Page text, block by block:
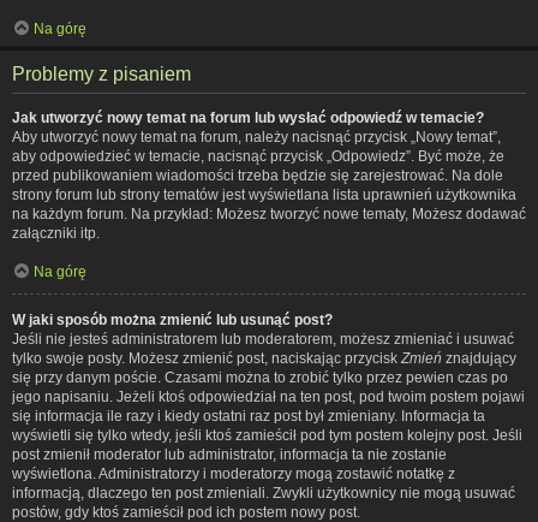
Na górę
Problemy z pisaniem
Jak utworzyć nowy temat na forum lub wysłać odpowiedź w temacie?
Aby utworzyć nowy temat na forum, należy nacisnąć przycisk „Nowy temat”,
aby odpowiedzieć w temacie, nacisnąć przycisk „Odpowiedz”. Być może, że
przed publikowaniem wiadomości trzeba będzie się zarejestrować. Na dole
strony forum lub strony tematów jest wyświetlana lista uprawnień użytkownika
na każdym forum. Na przykład: Możesz tworzyć nowe tematy, Możesz dodawać
załączniki itp.
Na górę
W jaki sposób można zmienić lub usunąć post?
Jeśli nie jesteś administratorem lub moderatorem, możesz zmieniać i usuwać
tylko swoje posty. Możesz zmienić post, naciskając przycisk Zmień znajdujący
się przy danym poście. Czasami można to zrobić tylko przez pewien czas po
jego napisaniu. Jeżeli ktoś odpowiedział na ten post, pod twoim postem pojawi
się informacja ile razy i kiedy ostatni raz post był zmieniany. Informacja ta
wyświetli się tylko wtedy, jeśli ktoś zamieścił pod tym postem kolejny post. Jeśli
post zmienił moderator lub administrator, informacja ta nie zostanie
wyświetlona. Administratorzy i moderatorzy mogą zostawić notatkę z
informacją, dlaczego ten post zmieniali. Zwykli użytkownicy nie mogą usuwać
postów, gdy ktoś zamieścił pod ich postem nowy post.